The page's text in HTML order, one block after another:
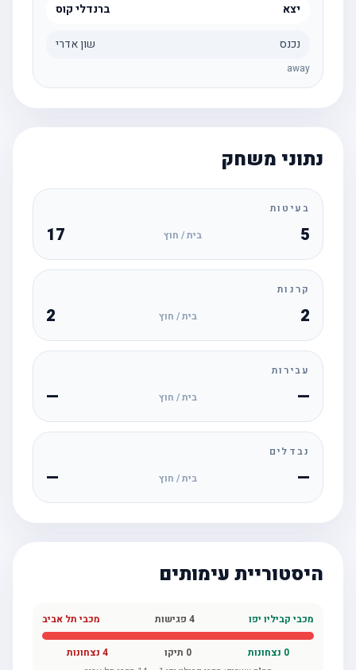
יצא ברנדלי קוס
נכנס שון אדרי
away
נתוני משחק
בעיטות
בית / חוץ 17
קרנות
בית / חוץ
עבירות
— בית / חוץ —
נבדלים
— בית / חוץ —
היסטוריית עימותים
מכבי קביליו יפו פגישות מכבי תל אביב
נצחונות תיקו נצחונות